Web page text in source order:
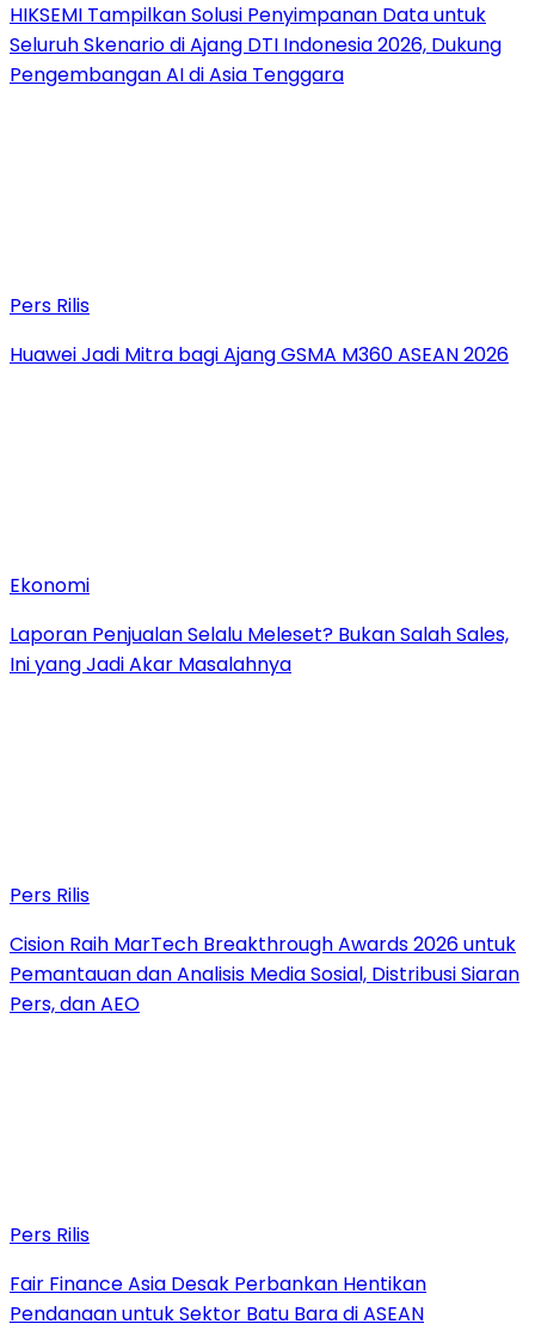
HIKSEMI Tampilkan Solusi Penyimpanan Data untuk
Seluruh Skenario di Ajang DTI Indonesia 2026, Dukung
Pengembangan AI di Asia Tenggara
Pers Rilis
Huawei Jadi Mitra bagi Ajang GSMA M360 ASEAN 2026
Ekonomi
Laporan Penjualan Selalu Meleset? Bukan Salah Sales,
Ini yang Jadi Akar Masalahnya
Pers Rilis
Cision Raih MarTech Breakthrough Awards 2026 untuk
Pemantauan dan Analisis Media Sosial, Distribusi Siaran
Pers, dan AEO
Pers Rilis
Fair Finance Asia Desak Perbankan Hentikan
Pendanaan untuk Sektor Batu Bara di ASEAN